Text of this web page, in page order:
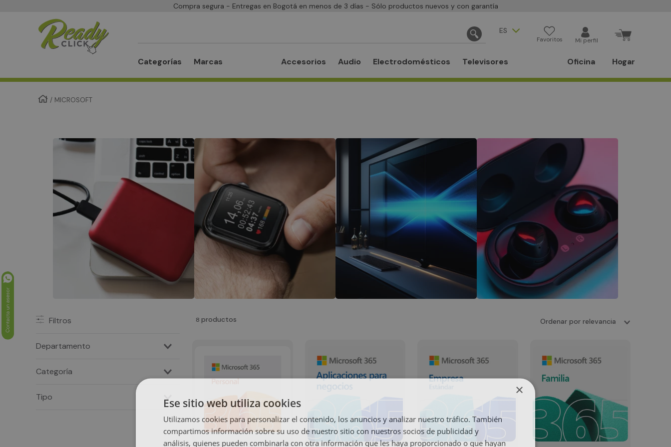
Compra segura - Entregas en Bogotá en menos de 3 días - Sólo productos nuevos y con garantía
ES
Favoritos Mi perfil
Categorías Marcas Accesorios Audio Electrodomésticos Televisores Oficina Hogar
MICROSOFT
Filtros
Departamento
Categoría
Tipo
8 productos Ordenar por relevancia
×
Ese sitio web utiliza cookies
Utilizamos cookies para personalizar el contenido, los anuncios y analizar nuestro tráfico. También
compartimos información sobre su uso de nuestro sitio con nuestros socios de publicidad y
análisis, quienes pueden combinarla con otra información que les haya proporcionado o que hayan